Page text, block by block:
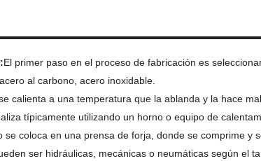
El primer paso en el proceso de fabricación es
al carbono, acero inoxidable.
calienta a una temperatura que la ablanda y la hace
típicamente utilizando un horno o equipo de
se coloca en una prensa de forja, donde se comprime y
ser hidráulicas, mecánicas o neumáticas según el